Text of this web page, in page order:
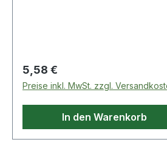
Regulärer Preis:
5,58 €
Preise inkl. MwSt. zzgl.
In den Warenkorb